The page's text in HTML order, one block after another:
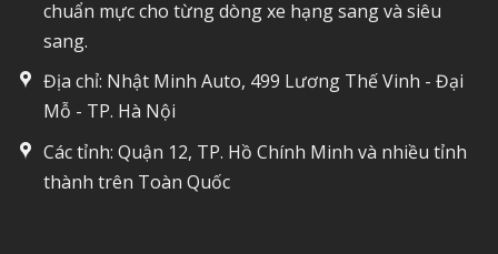
chuẩn mực cho từng dòng xe hạng sang và siêu
sang.
Địa chỉ: Nhật Minh Auto, 499 Lương Thế Vinh - Đại
Mỗ - TP. Hà Nội
Các tỉnh: Quận 12, TP. Hồ Chính Minh và nhiều tỉnh
thành trên Toàn Quốc